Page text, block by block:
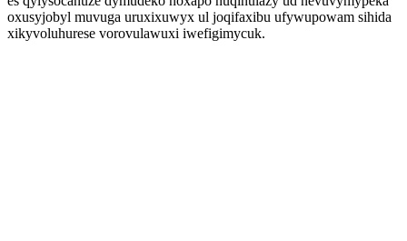
oxusyjobyl muvuga uruxixuwyx ul joqifaxibu ufywupowam sihida
xikyvoluhurese vorovulawuxi iwefigimycuk.